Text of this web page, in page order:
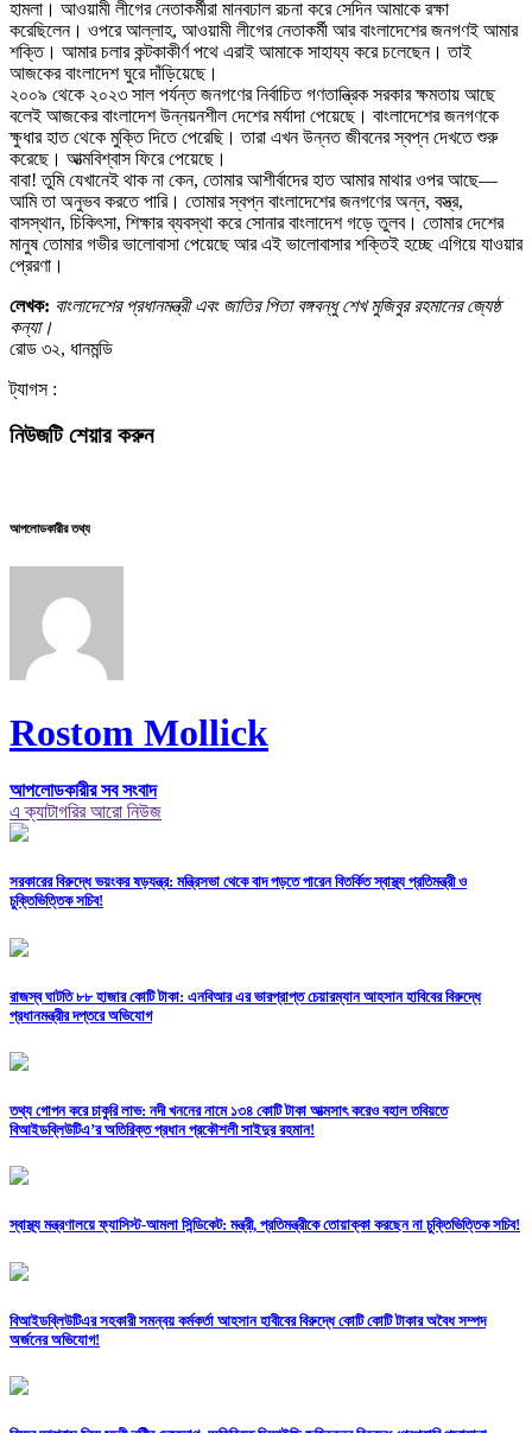
হামলা। আওয়ামী লীগের নেতাকর্মীরা মানবঢাল রচনা করে সেদিন আমাকে রক্ষা
করেছিলেন। ওপরে আল্লাহ, আওয়ামী লীগের নেতাকর্মী আর বাংলাদেশের জনগণই আমার
শক্তি। আমার চলার কন্টকাকীর্ণ পথে এরাই আমাকে সাহায্য করে চলেছেন। তাই
আজকের বাংলাদেশ ঘুরে দাঁড়িয়েছে।
২০০৯ থেকে ২০২৩ সাল পর্যন্ত জনগণের নির্বাচিত গণতান্ত্রিক সরকার ক্ষমতায় আছে
বলেই আজকের বাংলাদেশ উন্নয়নশীল দেশের মর্যাদা পেয়েছে। বাংলাদেশের জনগণকে
ক্ষুধার হাত থেকে মুক্তি দিতে পেরেছি। তারা এখন উন্নত জীবনের স্বপ্ন দেখতে শুরু
করেছে। আত্মবিশ্বাস ফিরে পেয়েছে।
বাবা! তুমি যেখানেই থাক না কেন, তোমার আশীর্বাদের হাত আমার মাথার ওপর আছে—
আমি তা অনুভব করতে পারি। তোমার স্বপ্ন বাংলাদেশের জনগণের অন্ন, বস্ত্র,
বাসস্থান, চিকিৎসা, শিক্ষার ব্যবস্থা করে সোনার বাংলাদেশ গড়ে তুলব। তোমার দেশের
মানুষ তোমার গভীর ভালোবাসা পেয়েছে আর এই ভালোবাসার শক্তিই হচ্ছে এগিয়ে যাওয়ার
প্রেরণা।
লেখক: বাংলাদেশের প্রধানমন্ত্রী এবং জাতির পিতা বঙ্গবন্ধু শেখ মুজিবুর রহমানের জ্যেষ্ঠ
কন্যা।
রোড ৩২, ধানমন্ডি
ট্যাগস :
নিউজটি শেয়ার করুন
আপলোডকারীর তথ্য
Rostom Mollick
আপলোডকারীর সব সংবাদ
এ ক্যাটাগরির আরো নিউজ
সরকারের বিরুদ্ধে ভয়ংকর ষড়যন্ত্র: মন্ত্রিসভা থেকে বাদ পড়তে পারেন বিতর্কিত স্বাস্থ্য প্রতিমন্ত্রী ও
চুক্তিভিত্তিক সচিব!
রাজস্ব ঘাটতি ৮৮ হাজার কোটি টাকা: এনবিআর এর ভারপ্রাপ্ত চেয়ারম্যান আহসান হাবিবের বিরুদ্ধে
প্রধানমন্ত্রীর দপ্তরে অভিযোগ
তথ্য গোপন করে চাকুরি লাভ: নদী খননের নামে ১৩৪ কোটি টাকা আত্মসাৎ করেও বহাল তবিয়তে
বিআইডব্লিউটিএ’র অতিরিক্ত প্রধান প্রকৌশলী সাইদুর রহমান!
স্বাস্থ্য মন্ত্রণালয়ে ফ্যাসিস্ট-আমলা সিন্ডিকেট: মন্ত্রী, প্রতিমন্ত্রীকে তোয়াক্কা করছেন না চুক্তিভিত্তিক সচিব!
বিআইডব্লিউটিএর সহকারী সমন্বয় কর্মকর্তা আহসান হাবীবের বিরুদ্ধে কোটি কোটি টাকার অবৈধ সম্পদ
অর্জনের অভিযোগ!